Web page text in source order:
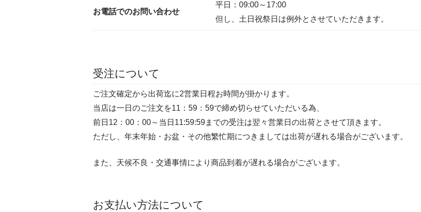
お電話でのお問い合わせ
平日：09:00～17:00
但し、土日祝祭日は例外とさせていただきます。
受注について
ご注文確定から出荷迄に2営業日程お時間が掛かります。
当店は一日のご注文を11：59：59で締め切らせていただいる為、
前日12：00：00～当日11:59:59までの受注は翌々営業日の出荷とさせて頂きます。
ただし、年末年始・お盆・その他繁忙期につきましては出荷が遅れる場合がございます。
また、天候不良・交通事情により商品到着が遅れる場合がございます。
お支払い方法について